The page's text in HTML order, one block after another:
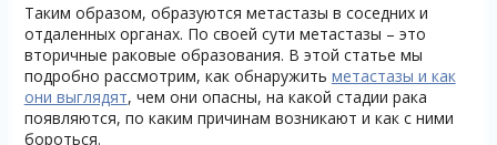
Таким образом, образуются метастазы в соседних и
отдаленных органах. По своей сути метастазы – это
вторичные раковые образования. В этой статье мы
подробно рассмотрим, как обнаружить метастазы и как
они выглядят, чем они опасны, на какой стадии рака
появляются, по каким причинам возникают и как с ними
бороться.